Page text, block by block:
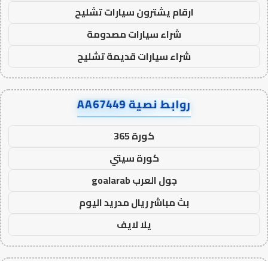
ارقام يشترون سيارات تشليح
شراء سيارات مصدومة
شراء سيارات قديمة تشليح
روابط نصية AA67449
كورة 365
كورة سيتي
جول العرب goalarab
بث مباشر ريال مدريد اليوم
يلا لايف